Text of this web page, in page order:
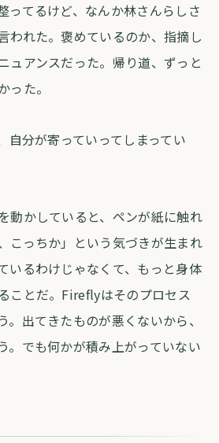
ってるけど、なんか林さんらしさ
われた。褒めているのか、指摘し
ュアンスだった。帰り道、ずっと
った。
自分が寄っていってしまってい
動かしていると、ペンが紙に触れ
こっちか」という気づきが生まれ
いるわけじゃなくて、もっと身体
ことだ。Fireflyはそのプロセス
。出てきたものが悪くないから、
。でも何かが積み上がっていない